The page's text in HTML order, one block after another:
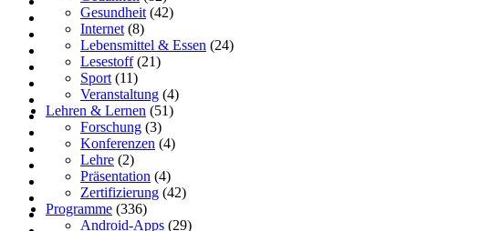
Gesundheit (42)
Internet (8)
Lebensmittel & Essen (24)
Lesestoff(21)
Sport (11)
Veranstaltung (4)
Lehren & Lernen (51)
Forschung (3)
Konferenzen (4)
Lehre (2)
Präsentation (4)
Zertifizierung (42)
Programme (336)
Android-Apps (29)